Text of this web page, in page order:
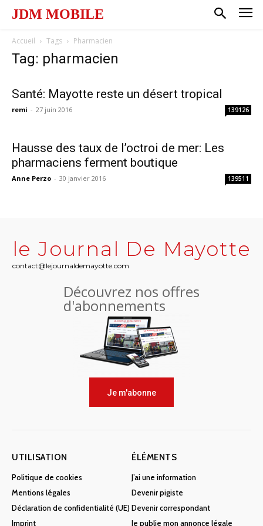
JDM MOBILE
Accueil Tags Pharmacien
Tag: pharmacien
Santé: Mayotte reste un désert tropical
remi - 27 juin 2016 139126
Hausse des taux de l’octroi de mer: Les
pharmaciens ferment boutique
Anne Perzo - 30 janvier 2016 139511
le Journal De Mayotte
contact@lejournaldemayotte.com
Découvrez nos offres
d'abonnements
Je m'abonne
UTILISATION
Politique de cookies
Mentions légales
Déclaration de confidentialité (UE)
Imprint
ÉLÉMENTS
J’ai une information
Devenir pigiste
Devenir correspondant
Je publie mon annonce légale